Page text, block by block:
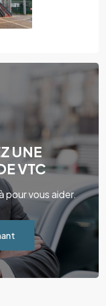
UNE
VTC
pour vous aider.